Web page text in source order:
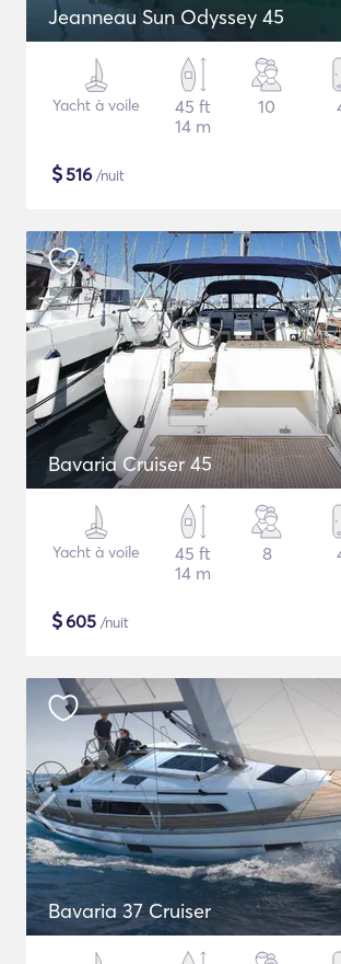
Jeanneau Sun Odyssey 45
Yacht à voile
45 ft
14 m
10
$516 /nuit
Bavaria Cruiser 45
Yacht à voile
45 ft
14 m
8
$605 /nuit
Bavaria 37 Cruiser